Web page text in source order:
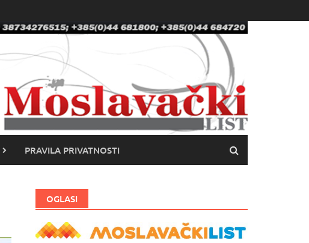
PRAVILA PRIVATNOSTI
OGLASI